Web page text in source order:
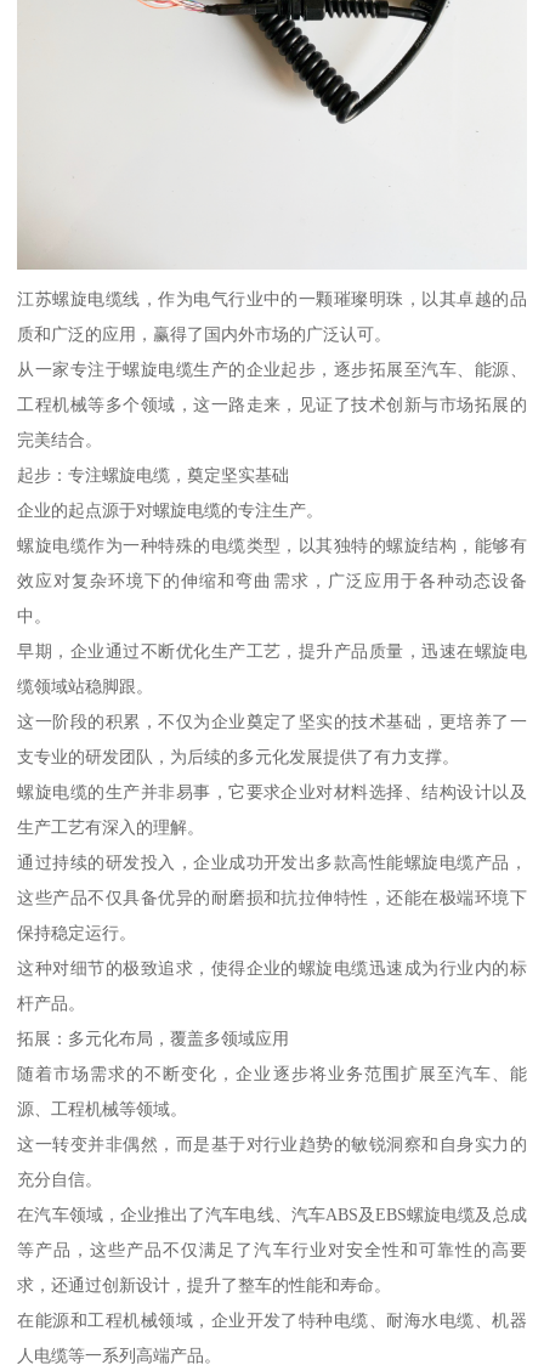
江苏螺旋电缆线，作为电气行业中的一颗璀璨明珠，以其卓越的品
质和广泛的应用，赢得了国内外市场的广泛认可。
从一家专注于螺旋电缆生产的企业起步，逐步拓展至汽车、能源、
工程机械等多个领域，这一路走来，见证了技术创新与市场拓展的
完美结合。
起步：专注螺旋电缆，奠定坚实基础
企业的起点源于对螺旋电缆的专注生产。
螺旋电缆作为一种特殊的电缆类型，以其独特的螺旋结构，能够有
效应对复杂环境下的伸缩和弯曲需求，广泛应用于各种动态设备
中。
早期，企业通过不断优化生产工艺，提升产品质量，迅速在螺旋电
缆领域站稳脚跟。
这一阶段的积累，不仅为企业奠定了坚实的技术基础，更培养了一
支专业的研发团队，为后续的多元化发展提供了有力支撑。
螺旋电缆的生产并非易事，它要求企业对材料选择、结构设计以及
生产工艺有深入的理解。
通过持续的研发投入，企业成功开发出多款高性能螺旋电缆产品，
这些产品不仅具备优异的耐磨损和抗拉伸特性，还能在极端环境下
保持稳定运行。
这种对细节的极致追求，使得企业的螺旋电缆迅速成为行业内的标
杆产品。
拓展：多元化布局，覆盖多领域应用
随着市场需求的不断变化，企业逐步将业务范围扩展至汽车、能
源、工程机械等领域。
这一转变并非偶然，而是基于对行业趋势的敏锐洞察和自身实力的
充分自信。
在汽车领域，企业推出了汽车电线、汽车ABS及EBS螺旋电缆及总成
等产品，这些产品不仅满足了汽车行业对安全性和可靠性的高要
求，还通过创新设计，提升了整车的性能和寿命。
在能源和工程机械领域，企业开发了特种电缆、耐海水电缆、机器
人电缆等一系列高端产品。